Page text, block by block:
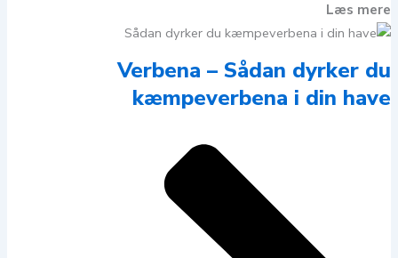
Læs mere
Verbena – Sådan dyrker du
kæmpeverbena i din have